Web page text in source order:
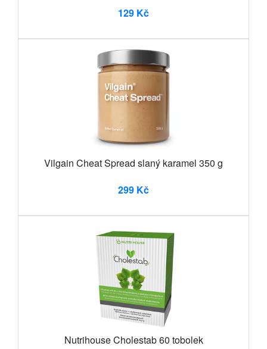
129 Kč
Vilgain Cheat Spread slaný karamel 350 g
299 Kč
Nutrihouse Cholestab 60 tobolek